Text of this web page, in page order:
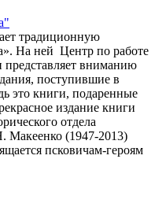
традиционную
На ней Центр по работе
вниманию
поступившие в
это книги, подаренные
издание книги
отдела
Макеенко (1947-2013)
псковичам-героям